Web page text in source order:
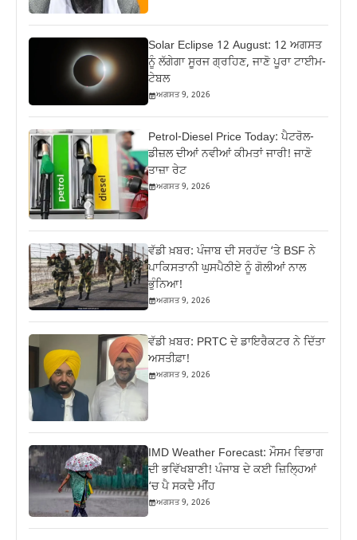
Solar Eclipse 12 August: 12 ਅਗਸਤ
ਨੂੰ ਲੱਗੇਗਾ ਸੂਰਜ ਗ੍ਰਹਿਣ, ਜਾਣੋ ਪੂਰਾ ਟਾਈਮ-
ਟੇਬਲ
ਅਗਸਤ 9, 2026
Petrol-Diesel Price Today: ਪੈਟਰੋਲ-
ਡੀਜ਼ਲ ਦੀਆਂ ਨਵੀਆਂ ਕੀਮਤਾਂ ਜਾਰੀ! ਜਾਣੋ
ਤਾਜ਼ਾ ਰੇਟ
ਅਗਸਤ 9, 2026
ਵੱਡੀ ਖ਼ਬਰ: ਪੰਜਾਬ ਦੀ ਸਰਹੱਦ ‘ਤੇ BSF ਨੇ
ਪਾਕਿਸਤਾਨੀ ਘੁਸਪੈਠੀਏ ਨੂੰ ਗੋਲੀਆਂ ਨਾਲ
ਭੁੰਨਿਆ!
ਅਗਸਤ 9, 2026
ਵੱਡੀ ਖ਼ਬਰ: PRTC ਦੇ ਡਾਇਰੈਕਟਰ ਨੇ ਦਿੱਤਾ
ਅਸਤੀਫ਼ਾ!
ਅਗਸਤ 9, 2026
IMD Weather Forecast: ਮੌਸਮ ਵਿਭਾਗ
ਦੀ ਭਵਿੱਖਬਾਣੀ! ਪੰਜਾਬ ਦੇ ਕਈ ਜ਼ਿਲ੍ਹਿਆਂ
‘ਚ ਪੈ ਸਕਦੈ ਮੀਂਹ
ਅਗਸਤ 9, 2026